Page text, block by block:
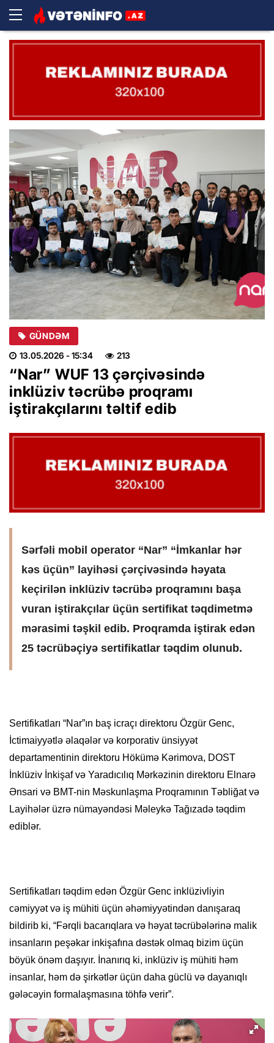
GÜNDƏM
13.05.2026 - 15:34 213
“Nar” WUF 13 çərçivəsində
inklüziv təcrübə proqramı
iştirakçılarını təltif edib
Sərfəli mobil operator “Nar” “İmkanlar hər
kəs üçün” layihəsi çərçivəsində həyata
keçirilən inklüziv təcrübə proqramını başa
vuran iştirakçılar üçün sertifikat təqdimetmə
mərasimi təşkil edib. Proqramda iştirak edən
25 təcrübəçiyə sertifikatlar təqdim olunub.
Sertifikatları “Nar”ın baş icraçı direktoru Özgür Genc,
İctimaiyyətlə əlaqələr və korporativ ünsiyyət
departamentinin direktoru Hökümə Kərimova, DOST
İnklüziv İnkişaf və Yaradıcılıq Mərkəzinin direktoru Elnarə
Ənsari və BMT-nin Məskunlaşma Proqramının Təbliğat və
Layihələr üzrə nümayəndəsi Məleykə Tağızadə təqdim
ediblər.
Sertifikatları təqdim edən Özgür Genc inklüzivliyin
cəmiyyət və iş mühiti üçün əhəmiyyətindən danışaraq
bildirib ki, “Fərqli bacarıqlara və həyat təcrübələrinə malik
insanların peşəkar inkişafına dəstək olmaq bizim üçün
böyük önəm daşıyır. İnanırıq ki, inklüziv iş mühiti həm
insanlar, həm də şirkətlər üçün daha güclü və dayanıqlı
gələcəyin formalaşmasına töhfə verir”.